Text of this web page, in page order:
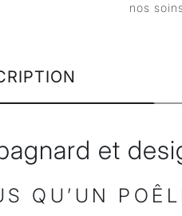
nos
et
QU’UN